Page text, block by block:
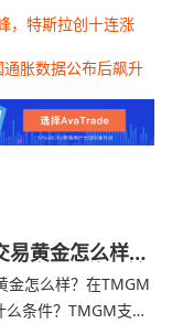
，特斯拉创十连涨
胀数据公布后飙升
黄金怎么样？
估伊朗停火前
金怎么样？在TMGM
条件？‌‌‌TMGM支持